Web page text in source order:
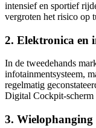
intensief en sportief
vergroten het risico op
2. Elektronica en
In de tweedehands
infotainmentsysteem,
regelmatig
Digital Cockpit-scherm
3. Wielophanging